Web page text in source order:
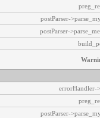
postParser-
postParser-
errorHandler-
postParser-